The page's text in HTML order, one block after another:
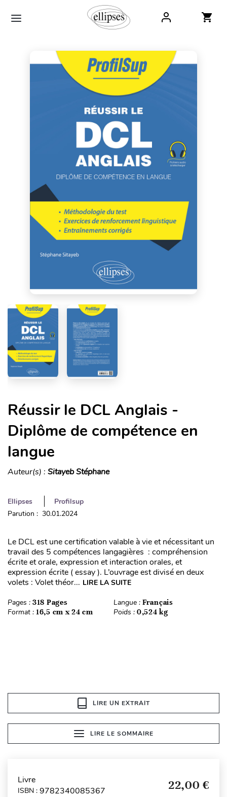
Réussir le DCL Anglais -
Diplôme de compétence en
langue
Auteur(s) : Sitayeb Stéphane
Ellipses
Profilsup
Parution : 30.01.2024
Le DCL est une certification valable à vie et nécessitant un
travail des 5 compétences langagières : compréhension
écrite et orale, expression et interaction orales, et
expression écrite ( essay ). L’ouvrage est divisé en deux
volets : Volet théor... LIRE LA SUITE
Pages : 318 Pages Langue : Français
Format : 16,5 cm x 24 cm Poids : 0,524 kg
LIRE UN EXTRAIT
LIRE LE SOMMAIRE
Livre
ISBN : 9782340085367 22,00 €